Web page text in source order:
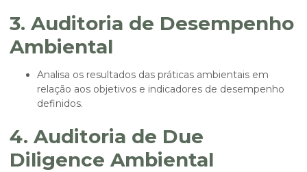
3. Auditoria de Desempenho
Ambiental
Analisa os resultados das práticas ambientais em
relação aos objetivos e indicadores de desempenho
definidos.
4. Auditoria de Due
Diligence Ambiental